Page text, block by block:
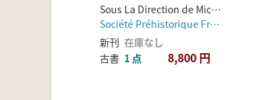
Magdalénien Du
Niveau IV20
Sous La Direction de Michèle Julien Et Claudine Karlin ; Auteurs, Gisèle Allenet de Ribemont ... [et al.] ; Traduction du Résumé, Estelle Bougard
Société Préhistorique Française
新刊 在庫なし
古書 1 点 8,800 円